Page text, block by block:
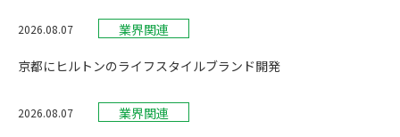
2026.08.07 業界関連
京都にヒルトンのライフスタイルブランド開発
2026.08.07 業界関連